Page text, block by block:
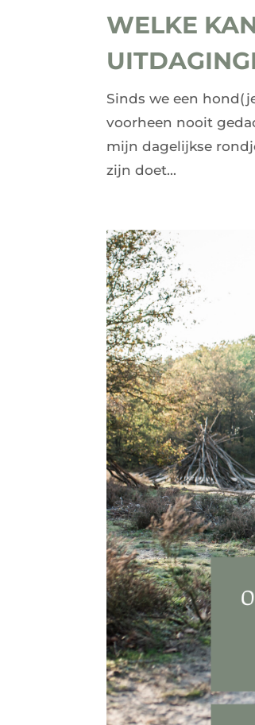
WELKE
Sinds we een
voorheen nooit
mijn dagelijkse
zijn doet...